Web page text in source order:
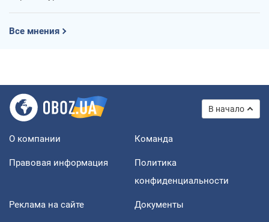
Все мнения
В начало
О компании Команда
Правовая информация
Политика
конфиденциальности
Реклама на сайте Документы